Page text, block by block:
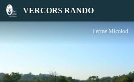
VERCORS RANDO
Ferme Micolod
Ferme Micolod